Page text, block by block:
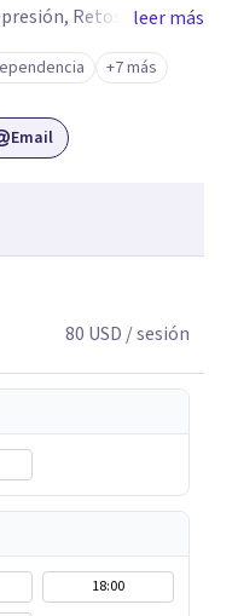
Retos en la
otros. Cuento con
área de la Salud
contextos clínicos con
leer más
+7 más
Email
80 USD / sesión
18:00